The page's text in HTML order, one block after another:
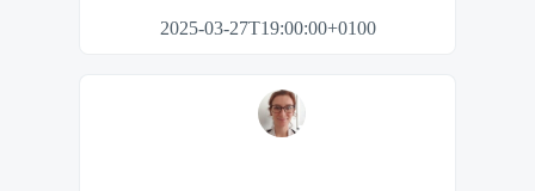
2025-03-27T19:00:00+0100